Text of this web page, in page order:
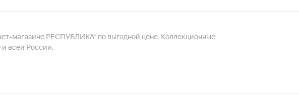
магазине РЕСПУБЛИКА* по выгодной цене. Коллекционные
всей России.